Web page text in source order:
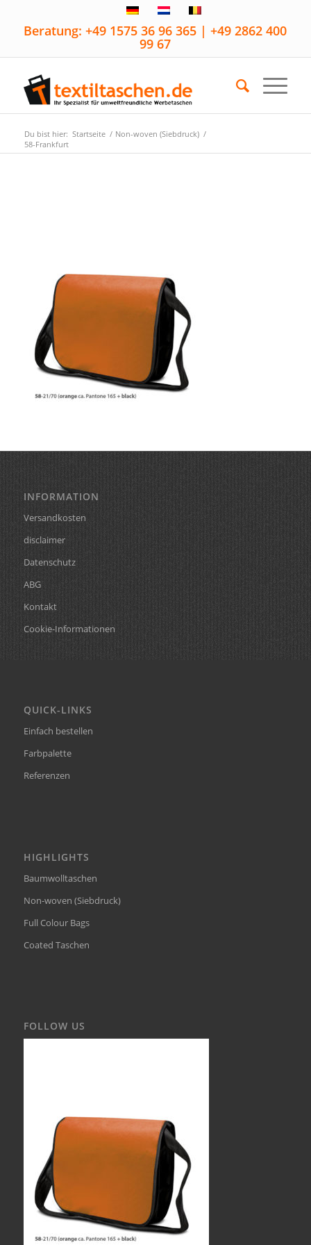
Beratung: +49 1575 36 96 365 | +49 2862 400
99 67
Du bist hier: Startseite / Non-woven (Siebdruck) /
58-Frankfurt
INFORMATION
Versandkosten
disclaimer
Datenschutz
ABG
Kontakt
Cookie-Informationen
QUICK-LINKS
Einfach bestellen
Farbpalette
Referenzen
HIGHLIGHTS
Baumwolltaschen
Non-woven (Siebdruck)
Full Colour Bags
Coated Taschen
FOLLOW US